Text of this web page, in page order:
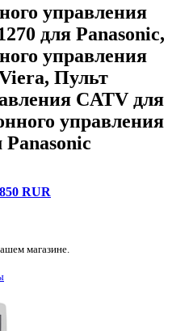
управления
для Panasonic,
управления
Пульт
CATV для
управления
Panasonic
RUR
магазине.